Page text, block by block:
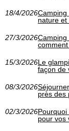
18/4/2026Camping
nature et
27/3/2026Camping
15/3/2026Le
façon de
08/3/2026
près des
02/3/2026
pour vos